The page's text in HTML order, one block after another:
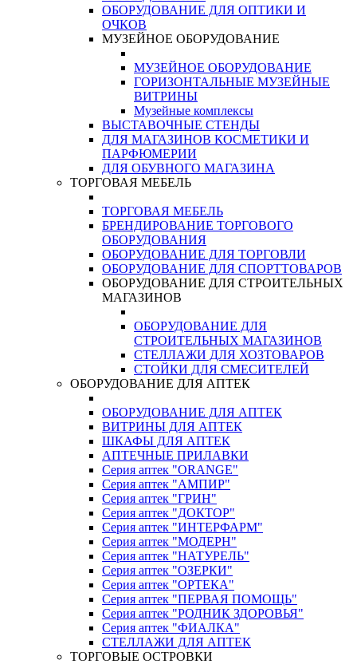
ОБОРУДОВАНИЕ ДЛЯ ОПТИКИ И
ОЧКОВ
МУЗЕЙНОЕ ОБОРУДОВАНИЕ
МУЗЕЙНОЕ ОБОРУДОВАНИЕ
ГОРИЗОНТАЛЬНЫЕ МУЗЕЙНЫЕ
ВИТРИНЫ
Музейные комплексы
ВЫСТАВОЧНЫЕ СТЕНДЫ
ДЛЯ МАГАЗИНОВ КОСМЕТИКИ И
ПАРФЮМЕРИИ
ДЛЯ ОБУВНОГО МАГАЗИНА
ТОРГОВАЯ МЕБЕЛЬ
ТОРГОВАЯ МЕБЕЛЬ
БРЕНДИРОВАНИЕ ТОРГОВОГО
ОБОРУДОВАНИЯ
ОБОРУДОВАНИЕ ДЛЯ ТОРГОВЛИ
ОБОРУДОВАНИЕ ДЛЯ СПОРТТОВАРОВ
ОБОРУДОВАНИЕ ДЛЯ СТРОИТЕЛЬНЫХ
МАГАЗИНОВ
ОБОРУДОВАНИЕ ДЛЯ
СТРОИТЕЛЬНЫХ МАГАЗИНОВ
СТЕЛЛАЖИ ДЛЯ ХОЗТОВАРОВ
СТОЙКИ ДЛЯ СМЕСИТЕЛЕЙ
ОБОРУДОВАНИЕ ДЛЯ АПТЕК
ОБОРУДОВАНИЕ ДЛЯ АПТЕК
ВИТРИНЫ ДЛЯ АПТЕК
ШКАФЫ ДЛЯ АПТЕК
АПТЕЧНЫЕ ПРИЛАВКИ
Серия аптек "ORANGE"
Серия аптек "АМПИР"
Серия аптек "ГРИН"
Серия аптек "ДОКТОР"
Серия аптек "ИНТЕРФАРМ"
Серия аптек "МОДЕРН"
Серия аптек "НАТУРЕЛЬ"
Серия аптек "ОЗЕРКИ"
Серия аптек "ОРТЕКА"
Серия аптек "ПЕРВАЯ ПОМОЩЬ"
Серия аптек "РОДНИК ЗДОРОВЬЯ"
Серия аптек "ФИАЛКА"
СТЕЛЛАЖИ ДЛЯ АПТЕК
ТОРГОВЫЕ ОСТРОВКИ